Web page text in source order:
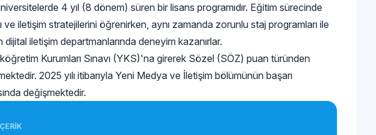
4 yıl (8 dönem) süren bir lisans programıdır. Eğitim sürecinde
ve iletişim stratejilerini öğrenirken, aynı zamanda zorunlu staj programları ile
dijital iletişim departmanlarında deneyim kazanırlar.
Kurumları Sınavı (YKS)'na girerek Sözel (SÖZ) puan türünden
2025 yılı itibarıyla Yeni Medya ve İletişim bölümünün başarı
değişmektedir.